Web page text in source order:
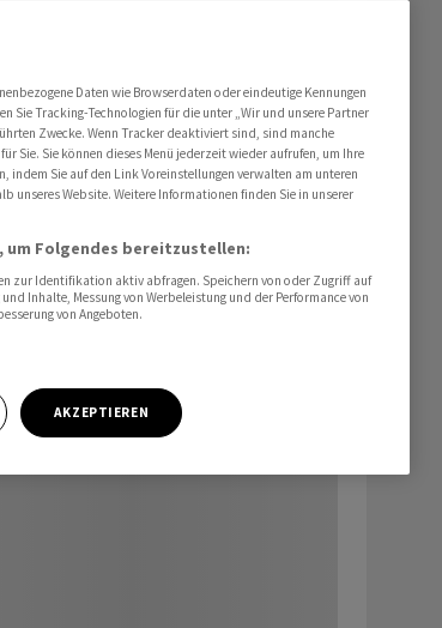
Daten wie Browserdaten oder eindeutige Kennungen
Sie Tracking-Technologien für die unter „Wir und unsere Partner
Zwecke. Wenn Tracker deaktiviert sind, sind manche
Sie. Sie können dieses Menü jederzeit wieder aufrufen, um Ihre
Sie auf den Link Voreinstellungen verwalten am unteren
unseres Website. Weitere Informationen finden Sie in unserer
um Folgendes bereitzustellen:
zur Identifikation aktiv abfragen. Speichern von oder Zugriff auf
Inhalte, Messung von Werbeleistung und der Performance von
von Angeboten.
AKZEPTIEREN